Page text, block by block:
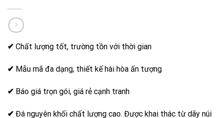
✔ Chất lượng tốt, trường tồn với thời gian
✔ Mẫu mã đa dạng, thiết kế hài hòa ấn tượng
✔ Báo giá trọn gói, giá rẻ cạnh tranh
✔ Đá nguyên khối chất lượng cao. Được khai thác từ dãy núi